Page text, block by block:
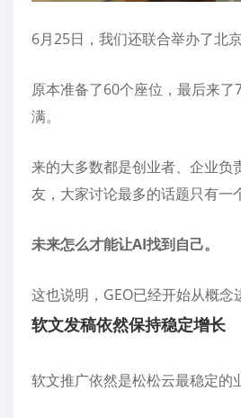
6月25日，我们还联合举办了北京
原本准备了60个座位，最后来了
满。
来的大多数都是创业者、企业负
友，大家讨论最多的话题只有一
未来怎么才能让AI找到自己。
这也说明，GEO已经开始从概念
软文发稿依然保持稳定增长
软文推广依然是松松云最稳定的